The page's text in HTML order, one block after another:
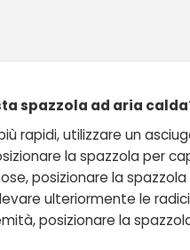
spazzola ad aria
rapidi, utilizzare un
la spazzola per
posizionare la
ulteriormente le
posizionare la